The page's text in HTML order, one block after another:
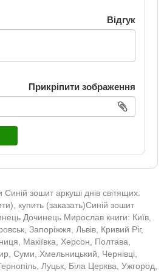
Відгук
Прикріпити зображення
зошит аркуші днів світящих.
купить (заказать)Синій зошит
Дочинець Мирослав книги: Київ,
Запоріжжя, Львів, Кривий Ріг,
Макіївка, Херсон, Полтава,
Суми, Хмельницький, Чернівці,
Луцьк, Біла Церква, Ужгород,